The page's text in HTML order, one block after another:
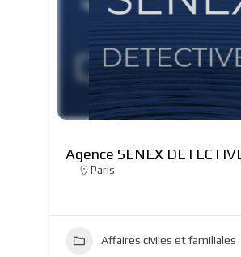
Agence SENEX
Paris
Affaires civiles et familiales